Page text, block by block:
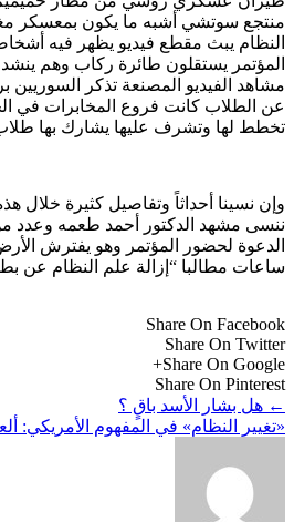
منتجع سوتشي أشبه ما يكون بمعسكر
النظام يبث مقطع فيديو يظهر فيه
المؤتمر يستقلون طائرة ركاب وهم
مشاهد الفيديو المصنعة تذكر السوريين
عن الطلاب كانت فروع المخابرات في
تخطط لها وتشرف عليها يشارك بها
وإن نسينا أحداثاً وتفاصيل كثيرة خلال
ننسى مشهد الدكتور أحمد طعمه وعدد من
الدعوة لحضور المؤتمر وهو يفترش
ساعات مطالبا “إزالة علم النظام عن
Share On Facebook
Share On Twitter
Share On Google+
Share On Pinterest
← هل بشار الأسد باقٍ ؟
«تغيير النظام» في المفهوم الأمريكي: